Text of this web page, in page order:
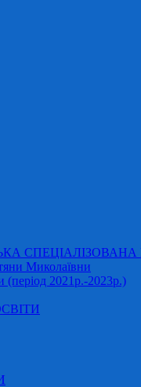
Миколаївни
(період 2021р.-2023р.)